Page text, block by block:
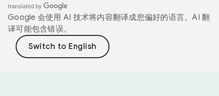
Google 会使用 AI 技术将内容翻译成您偏好的语言。AI 翻
译可能包含错误。